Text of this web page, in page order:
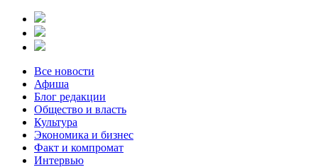
Все новости
Афиша
Блог редакции
Общество и власть
Культура
Экономика и бизнес
Факт и компромат
Интервью